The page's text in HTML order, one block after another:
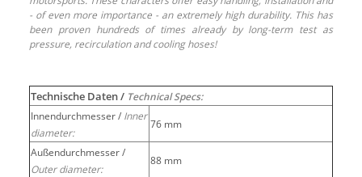
- of even more importance - an extremely high durability. This has
been proven hundreds of times already by long-term test as
pressure, recirculation and cooling hoses!
Technische Daten / Technical Specs:
Innendurchmesser / Inner
diameter:
76 mm
Außendurchmesser /
Outer diameter:
88 mm